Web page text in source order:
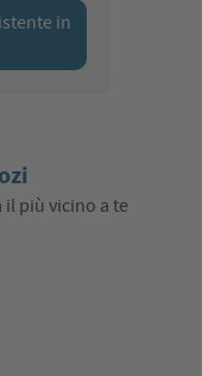
in
il più vicino a te